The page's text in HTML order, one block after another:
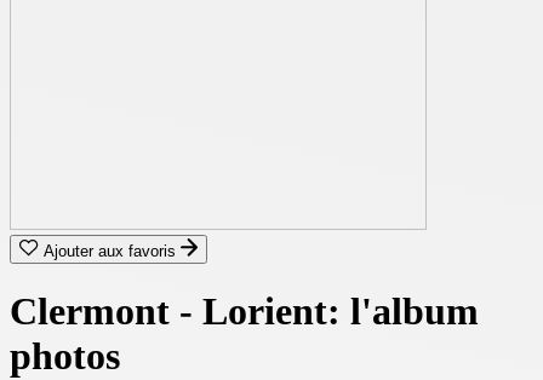
Ajouter aux favoris
Clermont - Lorient: l'album
photos